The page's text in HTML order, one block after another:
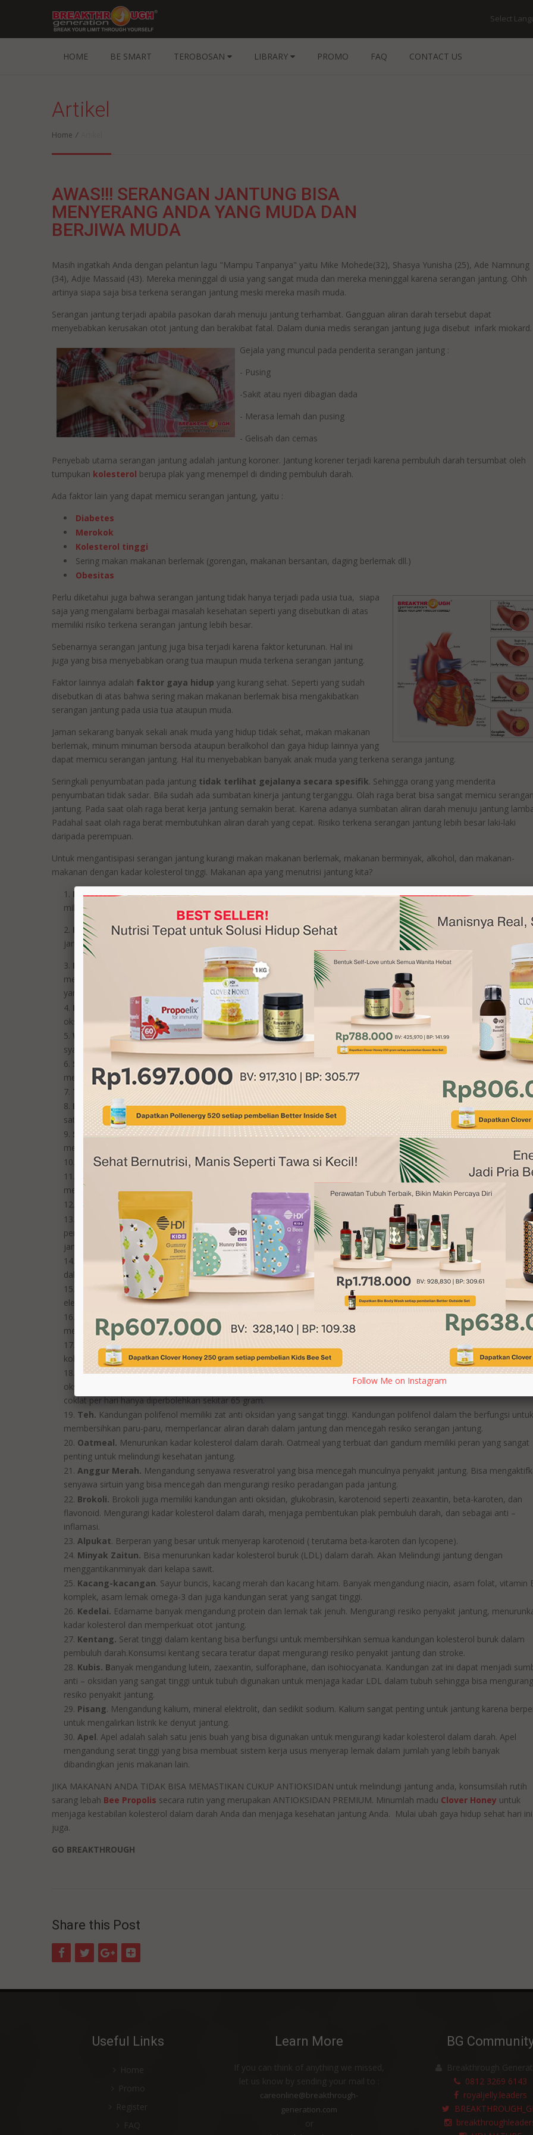
Select
HOME BE SMART TEROBOSAN LIBRARY PROMO FAQ CONTACT US
Artikel
Home /
AWAS!!! SERANGAN JANTUNG BISA
MENYERANG ANDA YANG MUDA DAN
BERJIWA MUDA
Masih ingatkah Anda dengan pelantun lagu "Mampu Tanpanya" yaitu Mike Mohede(32), Shasya Yunisha (25), Ade Namnung
(34), Adjie Massaid (43). Mereka meninggal di usia yang sangat muda dan mereka meninggal karena serangan jantung. Ohh
artinya siapa saja bisa terkena serangan jantung meski mereka masih muda.
Serangan jantung terjadi apabila pasokan darah menuju jantung terhambat. Gangguan aliran darah tersebut dapat
menyebabkan kerusakan otot jantung dan berakibat fatal. Dalam dunia medis serangan jantung juga disebut infark miokard.
Gejala yang muncul pada penderita serangan jantung :
- Pusing
-Sakit atau nyeri dibagian dada
- Merasa lemah dan pusing
- Gelisah dan cemas
Penyebab utama serangan jantung adalah jantung koroner. Jantung korener terjadi karena pembuluh darah tersumbat oleh
tumpukan kolesterol berupa plak yang menempel di dinding pembuluh darah.
Ada faktor lain yang dapat memicu serangan jantung, yaitu :
Diabetes
Merokok
Kolesterol tinggi
Sering makan makanan berlemak (gorengan, makanan bersantan, daging berlemak dll.)
Obesitas
Perlu diketahui juga bahwa serangan jantung tidak hanya terjadi pada usia tua, siapa
saja yang mengalami berbagai masalah kesehatan seperti yang disebutkan di atas
memiliki risiko terkena serangan jantung lebih besar.
Sebenarnya serangan jantung juga bisa terjadi karena faktor keturunan. Hal ini
juga yang bisa menyebabkan orang tua maupun muda terkena serangan jantung.
Faktor lainnya adalah faktor gaya hidup yang kurang sehat. Seperti yang sudah
disebutkan di atas bahwa sering makan makanan berlemak bisa mengakibatkan
serangan jantung pada usia tua ataupun muda.
Jaman sekarang banyak sekali anak muda yang hidup tidak sehat, makan makanan
berlemak, minum minuman bersoda ataupun beralkohol dan gaya hidup lainnya yang
dapat memicu serangan jantung. Hal itu menyebabkan banyak anak muda yang terkena seranga jantung.
Seringkali penyumbatan pada jantung tidak terlihat gejalanya secara spesifik. Sehingga orang yang menderita
penyumbatan tidak sadar. Bila sudah ada sumbatan kinerja jantung terganggu. Olah raga berat bisa sangat memicu serangan
jantung. Pada saat olah raga berat kerja jantung semakin berat. Karena adanya sumbatan aliran darah menuju jantung
Padahal saat olah raga berat membutuhkan aliran darah yang cepat. Risiko terkena serangan jantung lebih besar laki-laki
daripada perempuan.
Untuk mengantisipasi serangan jantung kurangi makan makanan berlemak, makanan berminyak, alkohol, dan makanan-
makanan dengan kadar kolesterol tinggi. Makanan apa yang menutrisi jantung kita?
Ikan Salmon.Setiap 3 ons daging ikan salmon mengandung lemak antara 5 hingga 11 gram dan 700 hingga 1.800
miligram zat omega-3. Selain itu ikan salmon juga memiliki banyak kandungan vitamin dan mineral.
Kacang almond.Mengkonsumsi 1 ons kacang almond dalam sehari juga bisa menurunkan resiko terkena penyakit
jantung. Almod akan menghancurkan kolesterol jahat dalam darah dan mengubahnya menjadi kolesterol baik.
Ikan Tuna
. Omega-3 membantu jantung untuk mengatur denyut jantung, melindungi tekanan pada denyut jantung,
menurunkan potensi serangan jantung, meningkatkan rasio kadar HDL dalam darah dan menggantikan semua makanan
yang banyak mengandung kolesterol.
Beras Merah.
Bahan anti oksidan mampu membuat sistem kerja jantung menjadi sangat stabil. Selain itu bahan anti
oksidan juga mampu mengurangi kadar kolesterol buruk.
Wortel
. Semua kandungan wortel tersebut bisa membangun otot jantung, mencegah stroke dan juga membentuk
syaraf dalam tubuh.
Sayur Bayam.Kandungan zat phytochemical dari zat warna hijau daun, vitamin, asam folat dan zat besi. Bayam akan
melindungi fungsi jantung, mencegah gangguan pada detak jantung.
Tahu
. Berfungsi untuk mengurangi kadar kolesterol buruk atau LDL.
Kenari. Banyak mengandung asam lemak omega-3, magnesium, folat, vitamin E, lemak tak jenuh dan pitosterol.
satu ons mengandung asam amino l-arginine yang bisa menurunkan resiko masalah pembuluh darah ke bagian jantung.
Susu Kedelai. Mengkonsumsi susu kedelai secara rutin dapat menurunkan resiko serangan penyakit jantung dan
menurunkan kadar kolesterol dalam darah.
Paprika Merah. Ditemukan lebih dari 30 jenis karotenoid. Berfungsi untuk menghambat proses oksidasi LDL.
Vitamin B6 dalam ubi jalar bisa berfungsi untuk mengatur sistem homosistein dalam tubuh sehingga bisa
mengurangi resiko serangan jantung.
Tomat
. Mngandung vitamin C terutama zat lycopene, asam salisilat yang bisa mencegah proses pembekuan darah.
. Kandungan flavonoid dalam blueberri memiliki zat anti oksidan yang sangat tinggi. Zat lain yang sangat
penting untuk jantung adalah antosianin yang bisa melancarkan peredaran darah dan mencegah masalah plak pada arteri
jantung.
Asparagus. Kandungan gizi yang sangat penting untuk jantung, antara lain serat, vitamin B, dan asam folat. Vitamin
dalam asparagus berfungsi untuk mengatur sistem homosistein yang dapat mencegah serangan jantung.
. Mengandung serat, vitamin C, kolin, dan kalium. kandungan kalium dalam jeruk banyak mengandung mineral
elektrolit yang berfungsi untuk mengatur detak jantung.
Labu.Kandungan magnesium dalam labu juga berperan untuk mengatur sistem kerja pembuluh darah yang bisa
mencegah serangan jantung dan stroke.
Pepaya.Zat anti oksidan, vitamin C dan vitamin A. tiga nutrisi ini berfungsi untuk mencegah proses oksidasi pada
kolesterol tubuh. Mampu mencegah timbunan plak dalam pembuluh darah.
Coklat.Mengandung flavonoid yang termasuk dalam kategori prosianidin dan epikatein. Untuk mengendalikan
oksidasi LDL, meningkatkan aliran darah dari arteri ke jantung, mengurangi resiko pembekuan darah di jantung. Konsumsi
coklat per hari hanya diperbolehkan sekitar 65 gram.
Teh. Kandungan polifenol memiliki zat anti oksidan yang sangat tinggi. Kandungan polifenol dalam the berfungsi untuk
membersihkan paru-paru, memperlancar aliran darah dalam jantung dan mencegah resiko serangan jantung.
Oatmeal. Menurunkan kadar kolesterol dalam darah. Oatmeal yang terbuat dari gandum memiliki peran yang sangat
penting untuk melindungi kesehatan jantung.
Anggur Merah. Mengandung senyawa resveratrol yang bisa mencegah munculnya penyakit jantung. Bisa
senyawa sirtuin yang bisa mencegah dan mengurangi resiko peradangan pada jantung.
Brokoli. Brokoli juga memiliki kandungan anti oksidan, glukobrasin, karotenoid seperti zeaxantin, beta-karoten, dan
flavonoid. Mengurangi kadar kolesterol dalam darah, menjaga pembentukan plak pembuluh darah, dan sebagai anti –
inflamasi.
Alpukat. Berperan yang besar untuk menyerap karotenoid ( terutama beta-karoten dan lycopene).
Minyak Zaitun. Bisa menurunkan kadar kolesterol buruk (LDL) dalam darah. Akan Melindungi jantung dengan
menggantikanminyak dari kelapa sawit.
Kacang-kacangan. Sayur buncis, kacang merah dan kacang hitam. Banyak mengandung niacin, asam folat, vitamin
komplek, asam lemak omega-3 dan juga kandungan serat yang sangat tinggi.
Kedelai. Edamame banyak mengandung protein dan lemak tak jenuh. Mengurangi resiko penyakit jantung,
kadar kolesterol dan memperkuat otot jantung.
Kentang. Serat tinggi dalam kentang bisa berfungsi untuk membersihkan semua kandungan kolesterol buruk dalam
pembuluh darah.Konsumsi kentang secara teratur dapat mengurangi resiko penyakit jantung dan stroke.
Kubis. Banyak mengandung lutein, zaexantin, sulforaphane, dan isohiocyanata. Kandungan zat ini dapat menjadi
anti – oksidan yang sangat tinggi untuk tubuh digunakan untuk menjaga kadar LDL dalam tubuh sehingga bisa
resiko penyakit jantung.
Pisang. Mengandung kalium, mineral elektrolit, dan sedikit sodium. Kalium sangat penting untuk jantung karena
untuk mengalirkan listrik ke denyut jantung.
Apel. Apel adalah salah satu jenis buah yang bisa digunakan untuk mengurangi kadar kolesterol dalam darah. Apel
mengandung serat tinggi yang bisa membuat sistem kerja usus menyerap lemak dalam jumlah yang lebih banyak
dibandingkan jenis makanan lain.
JIKA MAKANAN ANDA TIDAK BISA MEMASTIKAN CUKUP ANTIOKSIDAN untuk melindungi jantung anda, konsumsilah rutih
sarang lebah Bee Propolis secara rutin yang merupakan ANTIOKSIDAN PREMIUM. Minumlah madu Clover Honey untuk
menjaga kestabilan kolesterol dalam darah Anda dan menjaga kesehatan jantung Anda. Mulai ubah gaya hidup sehat hari ini
juga.
GO BREAKTHROUGH
Share this Post
Useful Links Learn More
If you can think of anything we missed,
careonline@breakthrough-
generation.com
BG
0812 3269 6143
royaljelly.leaders
Follow Me on Instagram